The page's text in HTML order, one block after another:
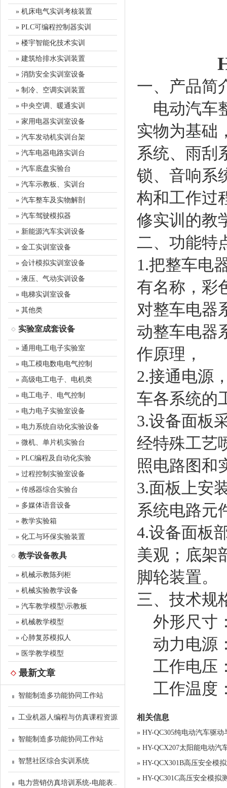
» 机床电气实训考核装置
» PLC可编程控制器实训
» 楼宇智能化技术实训
» 建筑给排水实训装置
» 消防安全实训室设备
» 制冷、空调实训装置
» 中央空调、暖通实训
» 家用电器实训室设备
» 汽车发动机实训台架
» 汽车电器电路实训台
» 汽车底盘实验台
» 汽车示教板、实训台
» 汽车整车及实物解剖
» 汽车驾驶模拟器
» 新能源汽车实训设备
» 金工实训室设备
» 会计模拟实训室设备
» 液压、气动实训设备
» 电梯实训室设备
» 其他类
实验室成套设备
» 通用电工电子实验室
» 电工模电数电电气控制
» 高级电工电子、电机类
» 电工电子、电气控制
» 电力电子实验室设备
» 电力系统自动化实验设备
» 微机、单片机实验台
» PLC编程及自动化实验
» 过程控制实验室设备
» 传感器综合实验台
» 多媒体语音设备
» 教学实验箱
» 化工与环保实验装置
教学设备教具
» 机械示教陈列柜
» 机械实验教学设备
» 汽车教学模型\示教板
» 机械教学模型
» 心肺复苏模拟人
» 医学教学模型
最新文章
智能制造多功能协同工作站
工业机器人编程与仿真课程资源
智能制造多功能协同工作站
智慧社区综合实训系统
电力营销仿真培训系统-电能表..
一、产品简
电动汽车
实物为基础
系统、雨刮
锁、音响系
构和工作过
修实训的教
二、功能特
1.把整车电
有名称，彩
对整车电器
动整车电器
作原理，
2.接通电源
车各系统的
3.设备面板
经特殊工艺
照电路图和
3.面板上安
系统电路元
4.设备面板
美观；底架
脚轮装置。
三、技术规
外形尺寸
动力电源
工作电压
工作温度
相关信息
» HY-QC305纯电动汽车驱
» HY-QCX207太阳能电动汽
» HY-QCX301B高压安全模
» HY-QC301C高压安全模拟